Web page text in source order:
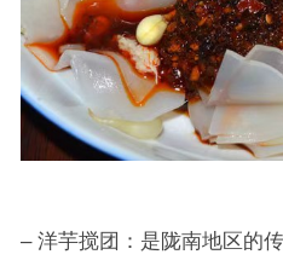
– 洋芋搅团：是陇南地区的